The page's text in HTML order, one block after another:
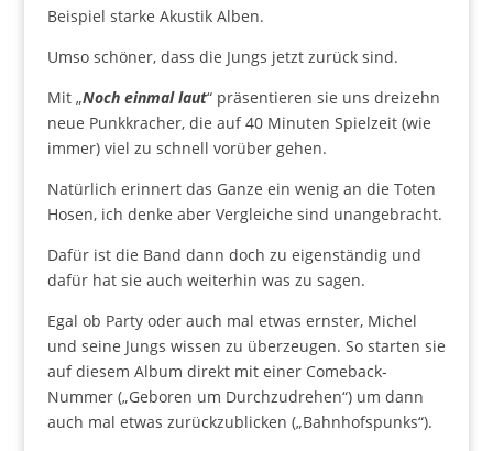
Beispiel starke Akustik Alben.
Umso schöner, dass die Jungs jetzt zurück sind.
Mit „Noch einmal laut“ präsentieren sie uns dreizehn
neue Punkkracher, die auf 40 Minuten Spielzeit (wie
immer) viel zu schnell vorüber gehen.
Natürlich erinnert das Ganze ein wenig an die Toten
Hosen, ich denke aber Vergleiche sind unangebracht.
Dafür ist die Band dann doch zu eigenständig und
dafür hat sie auch weiterhin was zu sagen.
Egal ob Party oder auch mal etwas ernster, Michel
und seine Jungs wissen zu überzeugen. So starten sie
auf diesem Album direkt mit einer Comeback-
Nummer („Geboren um Durchzudrehen“) um dann
auch mal etwas zurückzublicken („Bahnhofspunks“).